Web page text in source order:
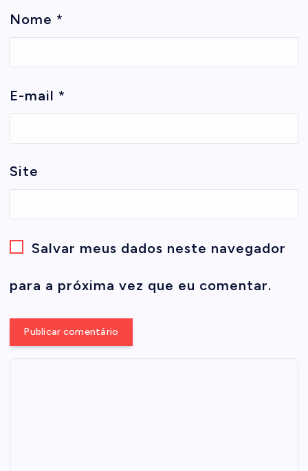
Nome *
E-mail *
Site
Salvar meus dados neste navegador
para a próxima vez que eu comentar.